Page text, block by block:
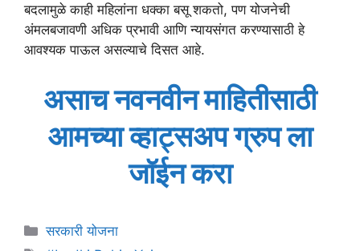
बदलामुळे काही महिलांना धक्का बसू शकतो, पण योजनेची
अंमलबजावणी अधिक प्रभावी आणि न्यायसंगत करण्यासाठी हे
आवश्यक पाऊल असल्याचे दिसत आहे.
असाच नवनवीन माहितीसाठी
आमच्या व्हाट्सअप ग्रुप ला
जॉईन करा
Categories
सरकारी योजना